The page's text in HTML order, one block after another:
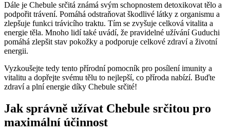
Dále je Chebule srčitá známá svým schopnostem detoxikovat tělo a
podpořit trávení. Pomáhá odstraňovat škodlivé látky z organismu a
zlepšuje funkci trávicího traktu. Tím se zvyšuje celková vitalita a
energie těla. Mnoho lidí také uvádí, že pravidelné užívání Guduchi
pomáhá zlepšit stav pokožky a podporuje celkové zdraví a životní
energii.
Vyzkoušejte tedy tento přírodní pomocník pro posílení imunity a
vitalitu a dopřejte svému tělu to nejlepší, co příroda nabízí. Buďte
zdraví a plní energie díky Chebule srčité!
Jak správně užívat Chebule srčitou pro
maximální účinnost